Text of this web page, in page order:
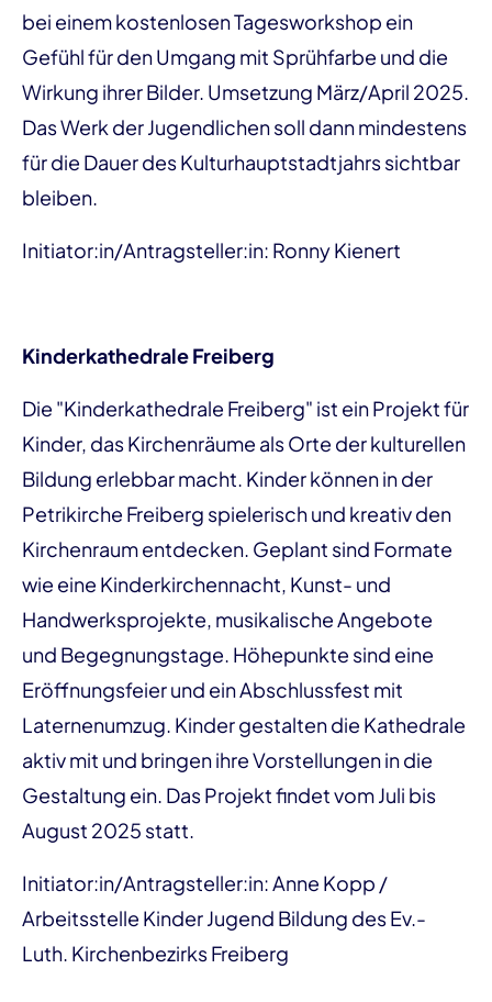
bei einem kostenlosen Tagesworkshop ein
Gefühl für den Umgang mit Sprühfarbe und die
Wirkung ihrer Bilder. Umsetzung März/April 2025.
Das Werk der Jugendlichen soll dann mindestens
für die Dauer des Kulturhauptstadtjahrs sichtbar
bleiben.
Initiator:in/Antragsteller:in: Ronny Kienert
Kinderkathedrale Freiberg
Die "Kinderkathedrale Freiberg" ist ein Projekt für
Kinder, das Kirchenräume als Orte der kulturellen
Bildung erlebbar macht. Kinder können in der
Petrikirche Freiberg spielerisch und kreativ den
Kirchenraum entdecken. Geplant sind Formate
wie eine Kinderkirchennacht, Kunst- und
Handwerksprojekte, musikalische Angebote
und Begegnungstage. Höhepunkte sind eine
Eröffnungsfeier und ein Abschlussfest mit
Laternenumzug. Kinder gestalten die Kathedrale
aktiv mit und bringen ihre Vorstellungen in die
Gestaltung ein. Das Projekt findet vom Juli bis
August 2025 statt.
Initiator:in/Antragsteller:in: Anne Kopp /
Arbeitsstelle Kinder Jugend Bildung des Ev.-
Luth. Kirchenbezirks Freiberg